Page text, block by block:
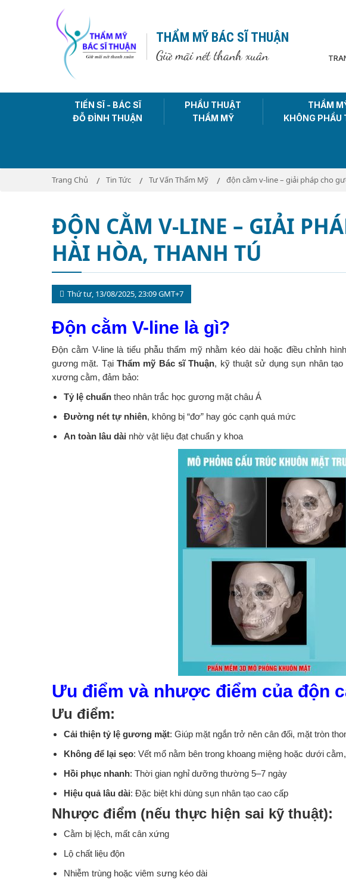
THẨM MỸ BÁC SĨ THUẬN
Giữ mãi nét thanh xuân
TIẾN SĨ - BÁC SĨ
ĐỖ ĐÌNH THUẬN
PHẨU THUẬT
THẨM MỸ
THẨM
KHÔNG PHẨU
Trang Chủ Tin Tức Tư Vấn Thẩm Mỹ độn cằm v-line – giải pháp cho
ĐỘN CẰM V-LINE – GIẢI
HÀI HÒA, THANH TÚ
Thứ tư, 13/08/2025, 23:09 GMT+7
Độn cằm V-line là gì?
Độn cằm V-line là tiểu phẫu thẩm mỹ nhằm kéo dài hoặc điều chỉnh
gương mặt. TạiThẩm mỹ Bác sĩ Thuận, kỹ thuật sử dụng sụn nhân
xương cằm, đảm bảo:
Tỷ lệ chuẩn theo nhân trắc học gương mặt châu Á
Đường nét tự nhiên, không bị “đơ” hay góc cạnh quá mức
An toàn lâu dài nhờ vật liệu đạt chuẩn y khoa
Ưu điểm và nhược điểm của độn
Ưu điểm:
Cải thiện tỷ lệ gương mặt: Giúp mặt ngắn trở nên cân đối, mặt tròn
Không để lại sẹo: Vết mổ nằm bên trong khoang miệng hoặc dưới
Hồi phục nhanh: Thời gian nghỉ dưỡng thường 5–7 ngày
Hiệu quả lâu dài: Đặc biệt khi dùng sụn nhân tạo cao cấp
Nhược điểm (nếu thực hiện sai kỹ thuật):
Cằm bị lệch, mất cân xứng
Lộ chất liệu độn
Nhiễm trùng hoặc viêm sưng kéo dài